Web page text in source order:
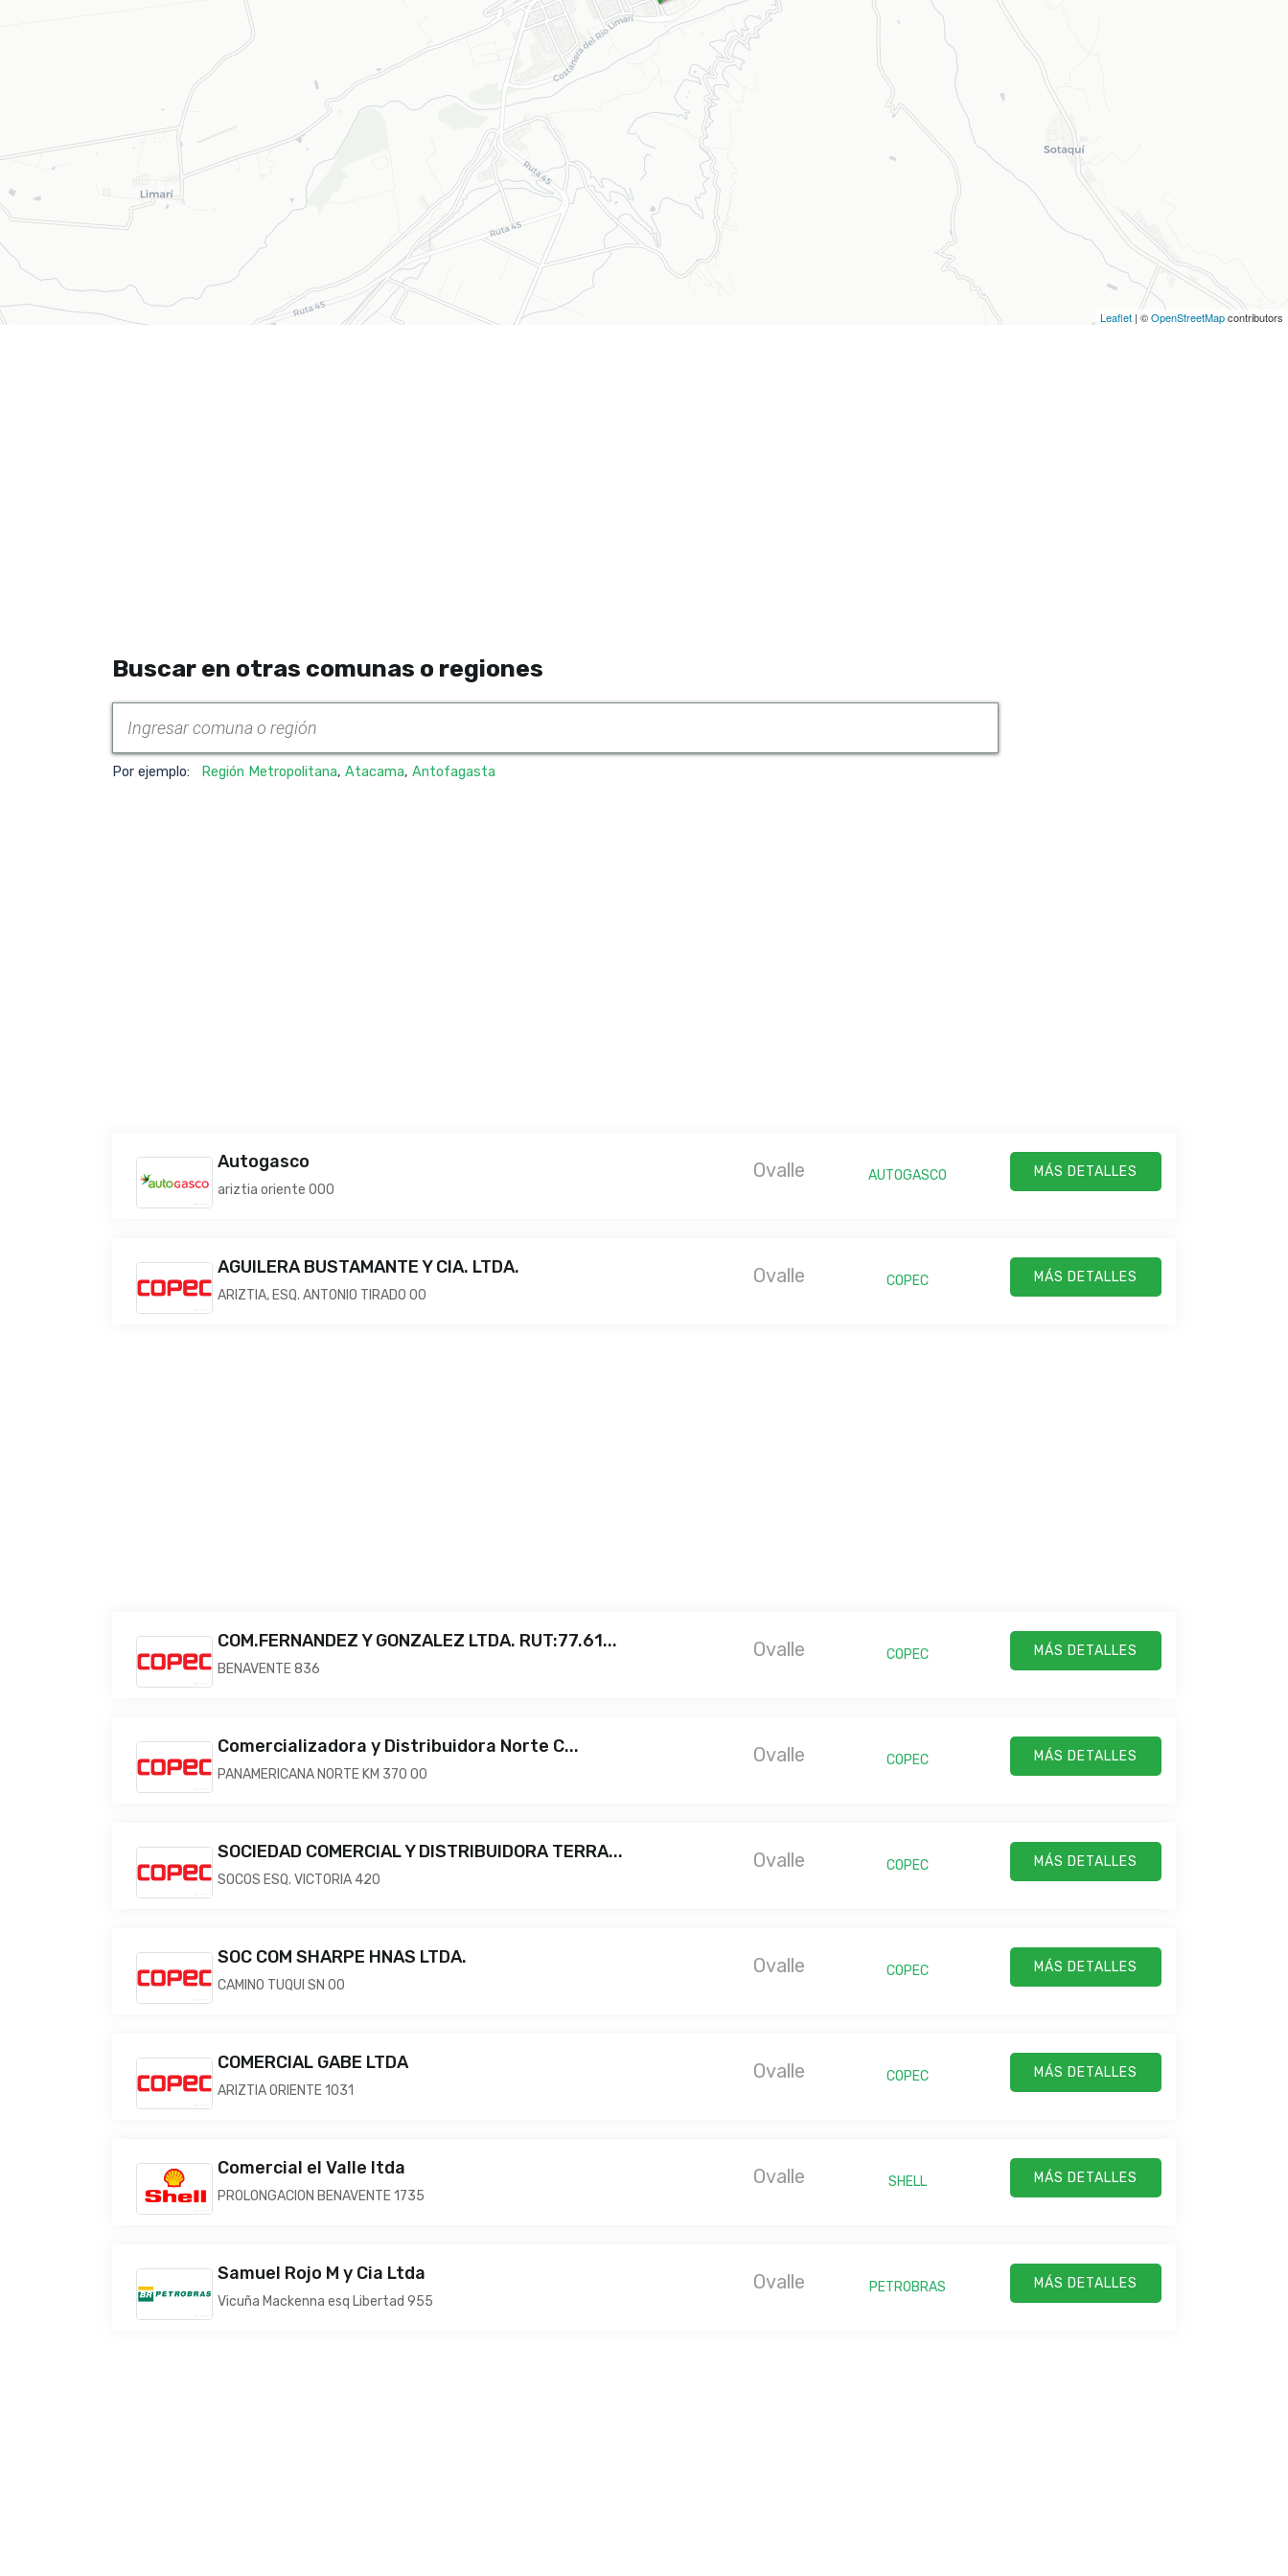
Leaflet | ©OpenStreetMapcontributors
Buscar en otras comunas o regiones
Por ejemplo: Región Metropolitana, Atacama, Antofagasta
Autogasco
ariztia oriente 000
Ovalle AUTOGASCO MÁS DETALLES
AGUILERA BUSTAMANTE Y CIA. LTDA.
ARIZTIA, ESQ. ANTONIO TIRADO 00
Ovalle COPEC MÁS DETALLES
COM.FERNANDEZ Y GONZALEZ LTDA. RUT:77.61...
BENAVENTE 836
Ovalle COPEC MÁS DETALLES
Comercializadora y Distribuidora Norte C...
PANAMERICANA NORTE KM 370 00
Ovalle COPEC MÁS DETALLES
SOCIEDAD COMERCIAL Y DISTRIBUIDORA TERRA...
SOCOS ESQ. VICTORIA 420
Ovalle COPEC MÁS DETALLES
SOC COM SHARPE HNAS LTDA.
CAMINO TUQUI SN 00
Ovalle COPEC MÁS DETALLES
COMERCIAL GABE LTDA
ARIZTIA ORIENTE 1031
Ovalle COPEC MÁS DETALLES
Comercial el Valle ltda
PROLONGACION BENAVENTE 1735
Ovalle SHELL MÁS DETALLES
Samuel Rojo M y Cia Ltda
Vicuña Mackenna esq Libertad 955
Ovalle PETROBRAS MÁS DETALLES